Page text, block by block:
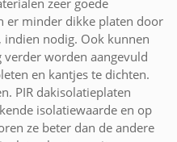
zeer goede
er minder dikke platen door
nodig. Ook kunnen
verder worden aangevuld
en kantjes te dichten.
PIR dakisolatieplaten
isolatiewaarde en op
ze beter dan de andere